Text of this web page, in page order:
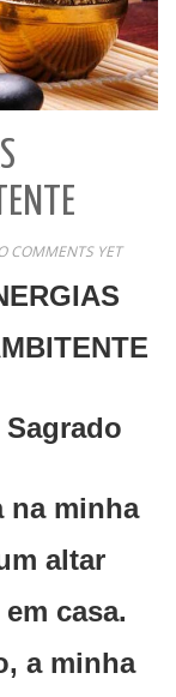
COMMENTS YET
na minha
altar
casa.
a minha